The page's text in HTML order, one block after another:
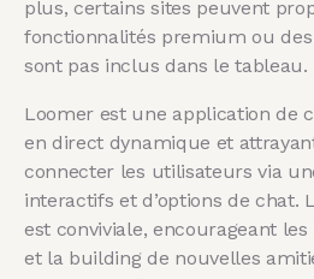
plus, certains sites peuvent
fonctionnalités premium ou
sont pas inclus dans le tableau.
Loomer est une application de
en direct dynamique et
connecter les utilisateurs via
interactifs et d’options de chat.
est conviviale, encourageant
et la building de nouvelles